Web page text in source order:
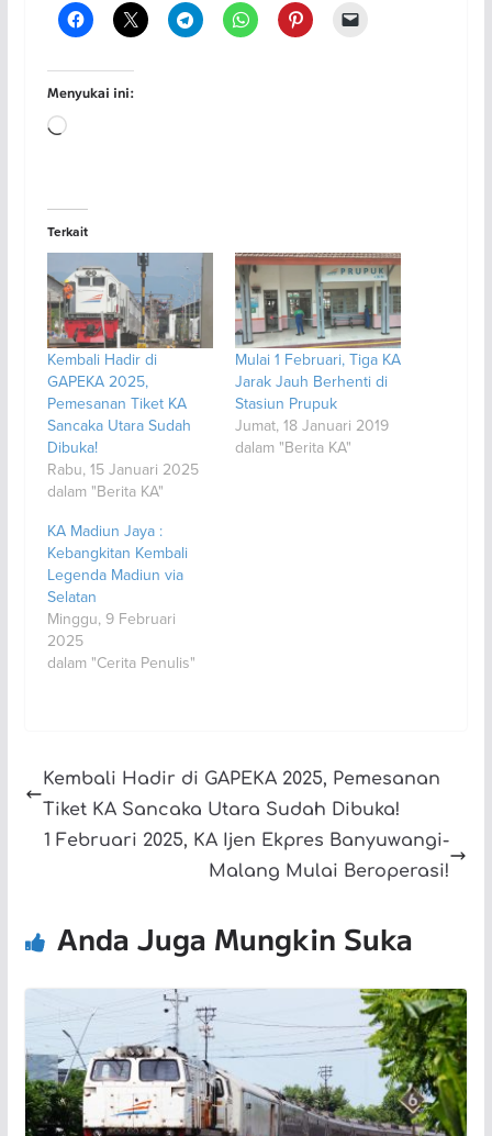
Menyukai ini:
Memuat...
Terkait
Kembali Hadir di
GAPEKA 2025,
Pemesanan Tiket KA
Sancaka Utara Sudah
Dibuka!
Rabu, 15 Januari 2025
dalam "Berita KA"
Mulai 1 Februari, Tiga KA
Jarak Jauh Berhenti di
Stasiun Prupuk
Jumat, 18 Januari 2019
dalam "Berita KA"
KA Madiun Jaya :
Kebangkitan Kembali
Legenda Madiun via
Selatan
Minggu, 9 Februari
2025
dalam "Cerita Penulis"
Kembali Hadir di GAPEKA 2025, Pemesanan
Tiket KA Sancaka Utara Sudah Dibuka!
1 Februari 2025, KA Ijen Ekpres Banyuwangi-
Malang Mulai Beroperasi!
Anda Juga Mungkin Suka